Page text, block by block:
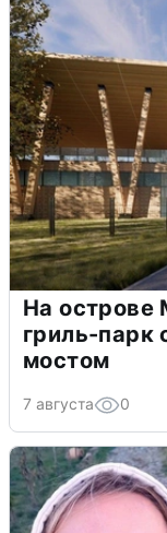
На острове
гриль-парк
мостом
7 августа 0